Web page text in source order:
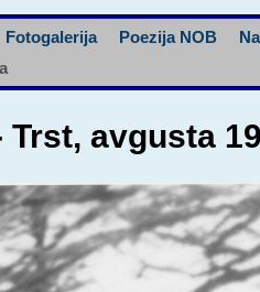
Fotogalerija Poezija NOB
avgusta